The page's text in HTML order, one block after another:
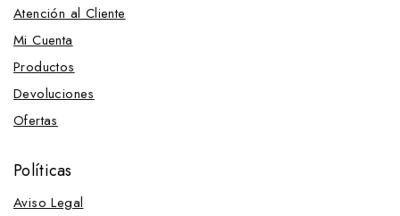
Atención al Cliente
Mi Cuenta
Productos
Devoluciones
Ofertas
Políticas
Aviso Legal